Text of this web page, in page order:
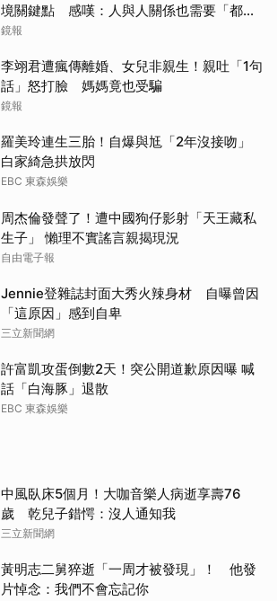
境關鍵點 感嘆：人與人關係也需要「都
更」
鏡報
李翊君遭瘋傳離婚、女兒非親生！親吐「1句
話」怒打臉 媽媽竟也受騙
鏡報
羅美玲連生三胎！自爆與尪「2年沒接吻」
白家綺急拱放閃
EBC 東森娛樂
周杰倫發聲了！遭中國狗仔影射「天王藏私
生子」 懶理不實謠言親揭現況
自由電子報
Jennie登雜誌封面大秀火辣身材 自曝曾因
「這原因」感到自卑
三立新聞網
許富凱攻蛋倒數2天！突公開道歉原因曝 喊
話「白海豚」退散
EBC 東森娛樂
中風臥床5個月！大咖音樂人病逝享壽76
歲 乾兒子錯愕：沒人通知我
三立新聞網
黃明志二舅猝逝「一周才被發現」！ 他發
片悼念：我們不會忘記你